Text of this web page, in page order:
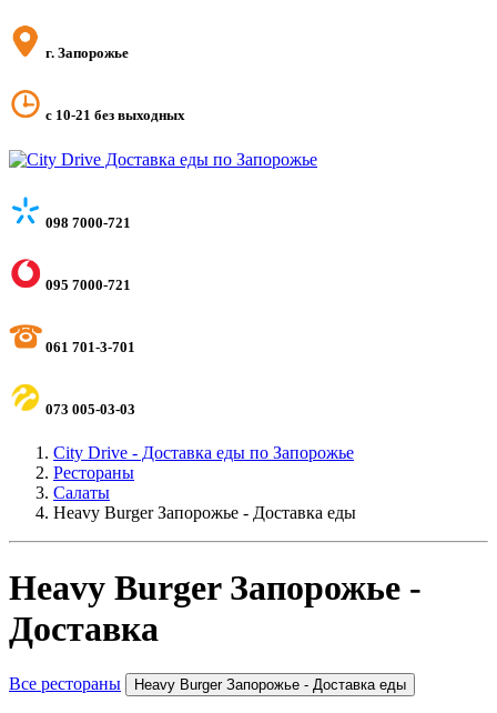
г. Запорожье
с 10-21 без выходных
098 7000-721
095 7000-721
061 701-3-701
073 005-03-03
City Drive - Доставка еды по Запорожье
Рестораны
Салаты
Heavy Burger Запорожье - Доставка еды
Heavy Burger Запорожье -
Доставка
Все рестораны Heavy Burger Запорожье - Доставка еды